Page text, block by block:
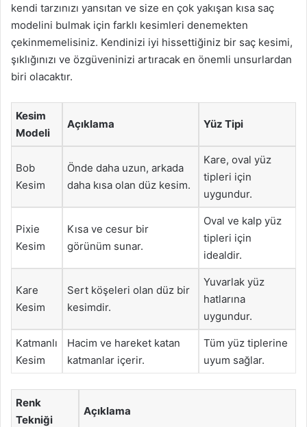
kendi tarzınızı yansıtan ve size en çok yakışan kısa saç
modelini bulmak için farklı kesimleri denemekten
çekinmemelisiniz. Kendinizi iyi hissettiğiniz bir saç kesimi,
şıklığınızı ve özgüveninizi artıracak en önemli unsurlardan
biri olacaktır.
Kesim
Modeli
Açıklama Yüz Tipi
Bob
Kesim
Önde daha uzun, arkada
daha kısa olan düz kesim.
Kare, oval yüz
tipleri için
uygundur.
Pixie
Kesim
Kısa ve cesur bir
görünüm sunar.
Oval ve kalp yüz
tipleri için
idealdir.
Kare
Kesim
Sert köşeleri olan düz bir
kesimdir.
Yuvarlak yüz
hatlarına
uygundur.
Katmanlı
Kesim
Hacim ve hareket katan
katmanlar içerir.
Tüm yüz tiplerine
uyum sağlar.
Renk
Tekniği
Açıklama